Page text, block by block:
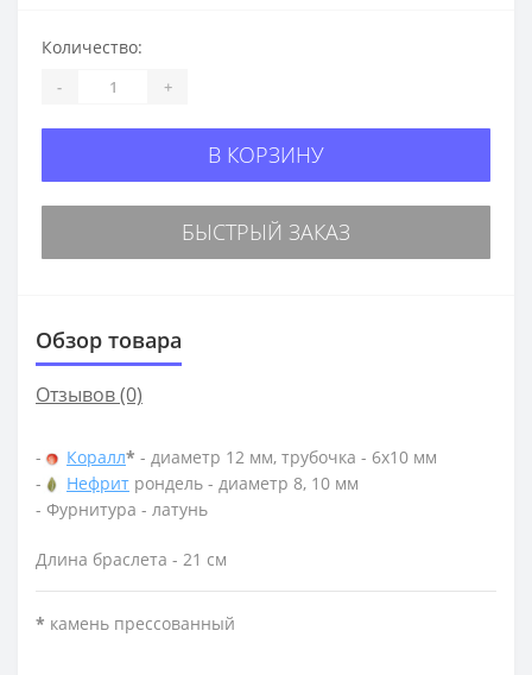
Количество:
- +
В КОРЗИНУ
БЫСТРЫЙ ЗАКАЗ
Обзор товара
Отзывов (0)
- Коралл* - диаметр 12 мм, трубочка - 6х10 мм
-
Нефрит рондель - диаметр 8, 10 мм
- Фурнитура - латунь
Длина браслета - 21 см
* камень прессованный